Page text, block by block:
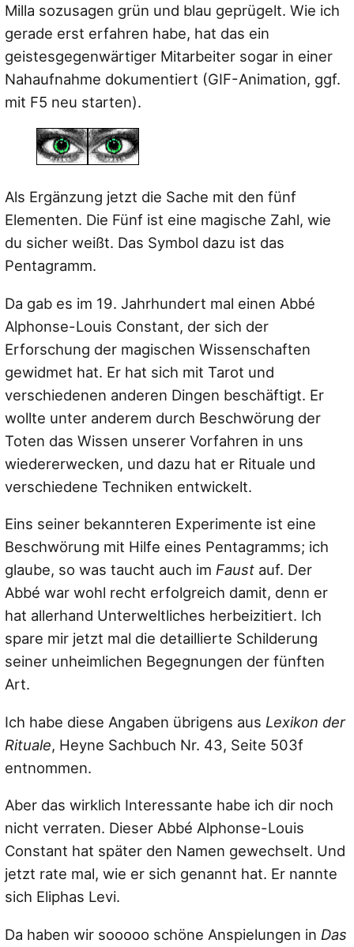
Milla sozusagen grün und blau geprügelt. Wie ich
gerade erst erfahren habe, hat das ein
geistesgegenwärtiger Mitarbeiter sogar in einer
Nahaufnahme dokumentiert (GIF-Animation, ggf.
mit F5 neu starten).
Als Ergänzung jetzt die Sache mit den fünf
Elementen. Die Fünf ist eine magische Zahl, wie
du sicher weißt. Das Symbol dazu ist das
Pentagramm.
Da gab es im 19. Jahrhundert mal einen Abbé
Alphonse-Louis Constant, der sich der
Erforschung der magischen Wissenschaften
gewidmet hat. Er hat sich mit Tarot und
verschiedenen anderen Dingen beschäftigt. Er
wollte unter anderem durch Beschwörung der
Toten das Wissen unserer Vorfahren in uns
wiedererwecken, und dazu hat er Rituale und
verschiedene Techniken entwickelt.
Eins seiner bekannteren Experimente ist eine
Beschwörung mit Hilfe eines Pentagramms; ich
glaube, so was taucht auch im Faust auf. Der
Abbé war wohl recht erfolgreich damit, denn er
hat allerhand Unterweltliches herbeizitiert. Ich
spare mir jetzt mal die detaillierte Schilderung
seiner unheimlichen Begegnungen der fünften
Art.
Ich habe diese Angaben übrigens aus Lexikon der
Rituale, Heyne Sachbuch Nr. 43, Seite 503f
entnommen.
Aber das wirklich Interessante habe ich dir noch
nicht verraten. Dieser Abbé Alphonse-Louis
Constant hat später den Namen gewechselt. Und
jetzt rate mal, wie er sich genannt hat. Er nannte
sich Eliphas Levi.
Da haben wir sooooo schöne Anspielungen in Das